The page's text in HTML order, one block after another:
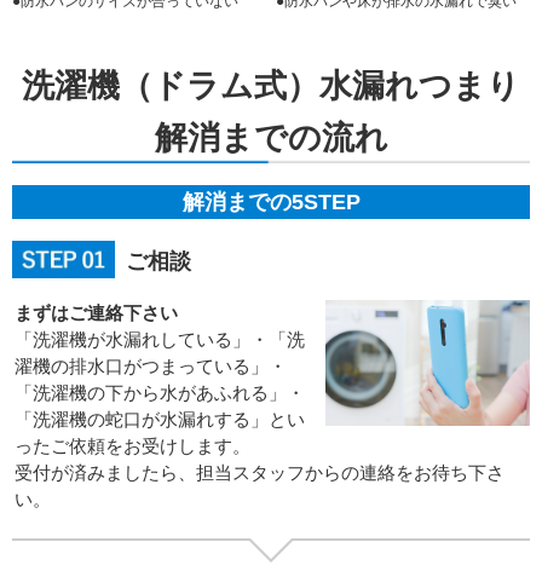
洗濯機（ドラム式）水漏れつまり
解消までの流れ
解消までの5STEP
ご相談
まずはご連絡下さい
「洗濯機が水漏れしている」・「洗
濯機の排水口がつまっている」・
「洗濯機の下から水があふれる」・
「洗濯機の蛇口が水漏れする」とい
ったご依頼をお受けします。
受付が済みましたら、担当スタッフからの連絡をお待ち下さ
い。